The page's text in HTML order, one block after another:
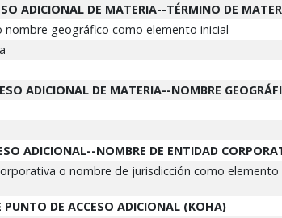
ADICIONAL DE MATERIA--TÉRMINO DE
nombre geográfico como elemento inicial
ADICIONAL DE MATERIA--NOMBRE
ADICIONAL--NOMBRE DE ENTIDAD
o nombre de jurisdicción como elemento
DE ACCESO ADICIONAL (KOHA)